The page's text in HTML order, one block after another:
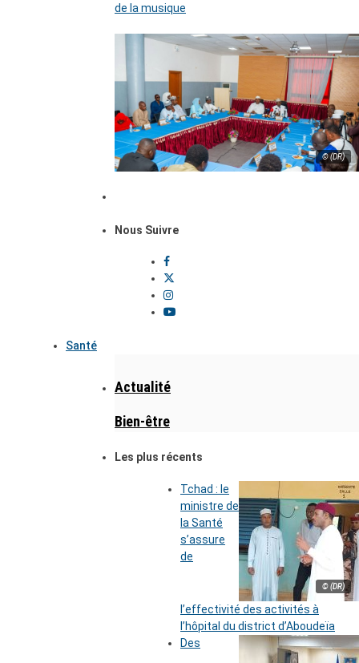
de la musique
© (DR)
Nous Suivre
Santé
Actualité
Bien-être
Les plus récents
© (DR)
Tchad : le
ministre de
la Santé
s’assure
de
l’effectivité des activités à
l’hôpital du district d’Aboudeïa
Des